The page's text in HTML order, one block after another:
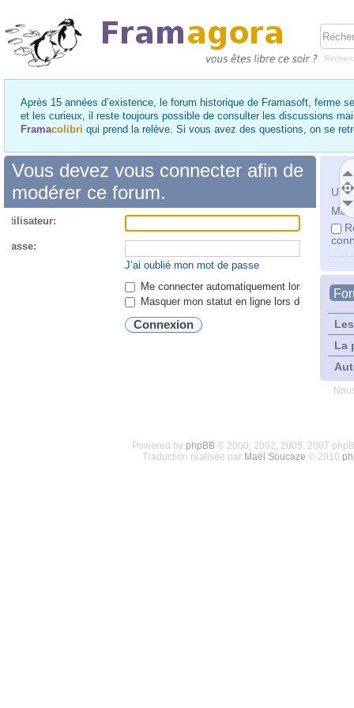
Après 15 années d’existence, le forum historique de Framasoft, ferme
et les curieux, il reste toujours possible de consulter les discussions
Framacolibri qui prend la relève. Si vous avez des questions, on se
Mot
La
Vous devez vous connecter afin de
modérer ce forum.
passe:
J’ai oublié mon mot de passe
Me connecter automatiquement lors de
Masquer mon statut en ligne lors de cette
Powered by phpBB© 2000, 2002, 2005, 2007
Traduction réalisée par Maël Soucaze © 2010